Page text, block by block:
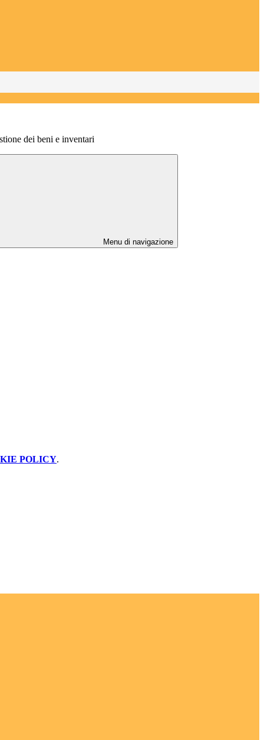
dei beni e inventari
Menu di navigazione
POLICY.